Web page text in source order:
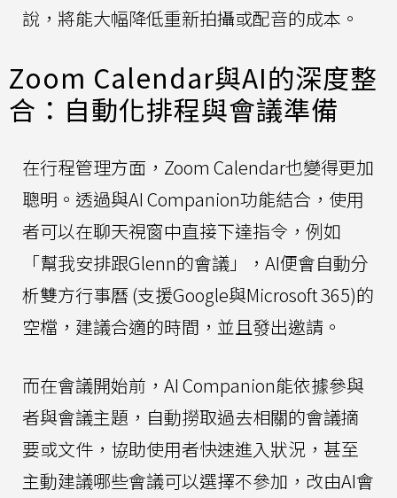
說，將能大幅降低重新拍攝或配音的成本。
Zoom Calendar與AI的深度整
合：自動化排程與會議準備
在行程管理方面，Zoom Calendar也變得更加
聰明。透過與AI Companion功能結合，使用
者可以在聊天視窗中直接下達指令，例如
「幫我安排跟Glenn的會議」，AI便會自動分
析雙方行事曆 (支援Google與Microsoft 365)的
空檔，建議合適的時間，並且發出邀請。
而在會議開始前，AI Companion能依據參與
者與會議主題，自動撈取過去相關的會議摘
要或文件，協助使用者快速進入狀況，甚至
主動建議哪些會議可以選擇不參加，改由AI會